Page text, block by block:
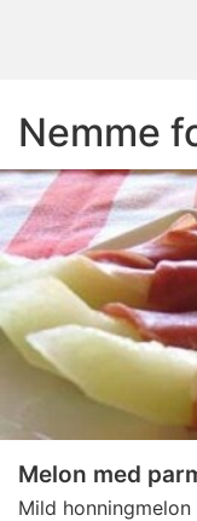
Nemme
Melon med
Mild